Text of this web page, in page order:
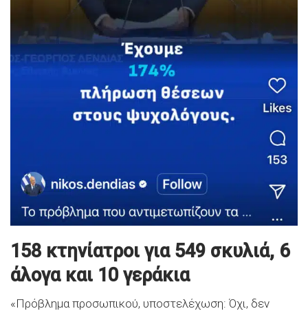
158 κτηνίατροι για 549 σκυλιά, 6
άλογα και 10 γεράκια
«Πρόβλημα προσωπικού, υποστελέχωση: Όχι, δεν